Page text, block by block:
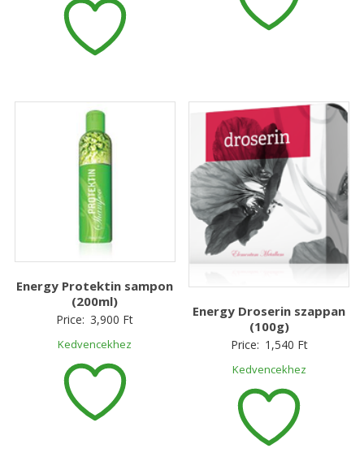
Energy Protektin sampon
(200ml)
Price: 3,900 Ft
Kedvencekhez
Energy Droserin szappan
(100g)
Price: 1,540 Ft
Kedvencekhez